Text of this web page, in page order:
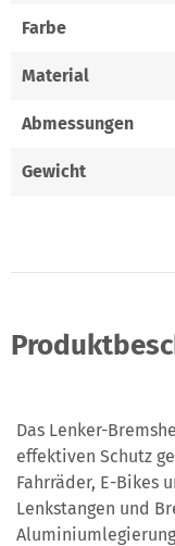
Farbe
Material
Abmessungen
Gewicht
Das Lenker-
effektiven Schutz
Fahrräder, E-Bikes
Lenkstangen und